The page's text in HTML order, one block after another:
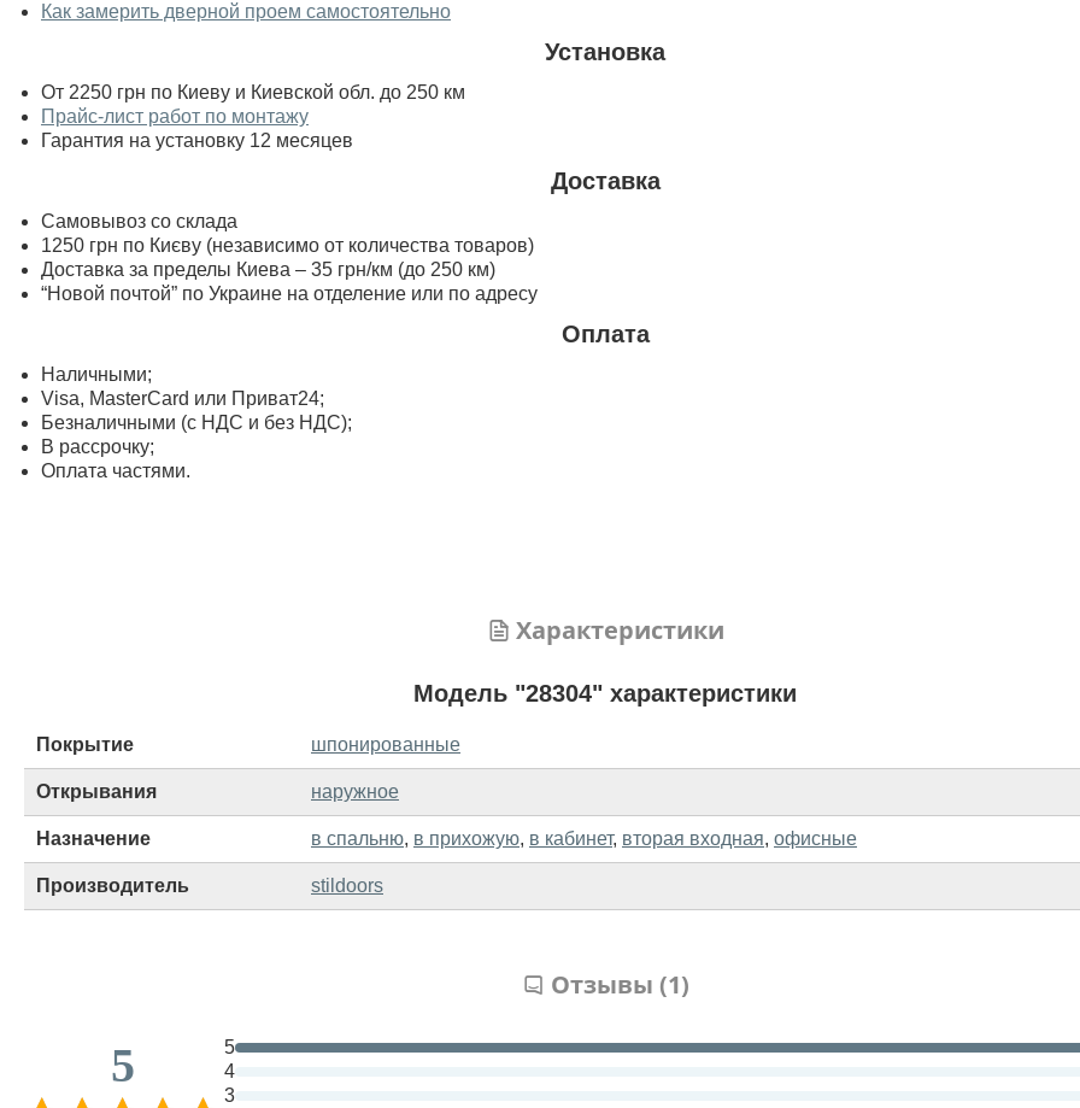
Как замерить дверной проем самостоятельно
Установка
От 2250 грн по Киеву и Киевской обл. до 250 км
Прайс-лист работ по монтажу
Гарантия на установку 12 месяцев
Доставка
Самовывоз со склада
1250 грн по Києву (независимо от количества товаров)
Доставка за пределы Киева – 35 грн/км (до 250 км)
“Новой почтой” по Украине на отделение или по адресу
Оплата
Наличными;
Visa, MasterСard или Приват24;
Безналичными (с НДС и без НДС);
В рассрочку;
Оплата частями.
Характеристики
Модель "28304" характеристики
Покрытие шпонированные
Открывания наружное
Назначение в спальню, в прихожую, в кабинет, вторая входная, офисные
Производитель stildoors
Отзывы (1)
5
5
4
3